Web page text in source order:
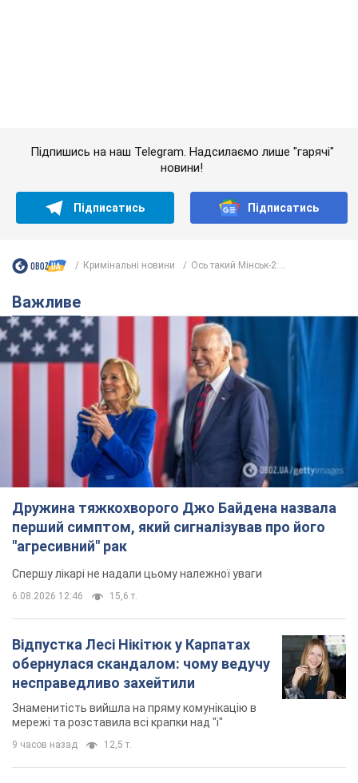
Підпишись на наш Telegram. Надсилаємо лише "гарячі"
новини!
Підписатись Підписатись
Кримінальні новини Ось такий Мінськ-2:...
Важливе
Дружина тяжкохворого Джо Байдена назвала
перший симптом, який сигналізував про його
"агресивний" рак
Спершу лікарі не надали цьому належної уваги
6.08.2026 12:46 15,6 т.
Відпустка Лесі Нікітюк у Карпатах
обернулася скандалом: чому ведучу
несправедливо захейтили
Знаменитість вийшла на пряму комунікацію в
мережі та розставила всі крапки над "і"
9 часов назад 12,5 т.